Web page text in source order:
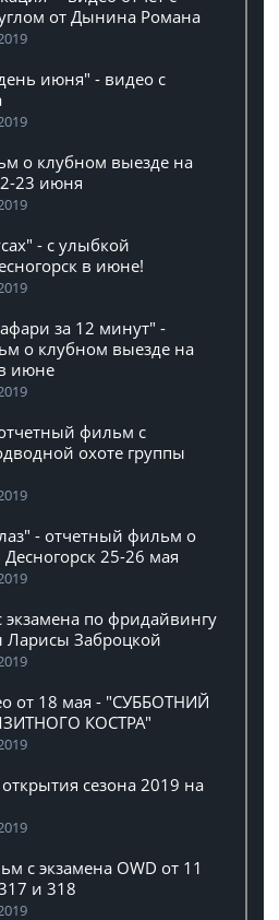
от Дынина Романа
июня" - видео с
о клубном выезде на
23 июня
- с улыбкой
в июне!
за 12 минут" -
о клубном выезде на
июне
фильм с
охоте группы
- отчетный фильм о
25-26 мая
экзамена по фридайвингу
Ларисы Заброцкой
от 18 мая - "СУББОТНИЙ
КОСТРА"
сезона 2019 на
с экзамена OWD от 11
и 318